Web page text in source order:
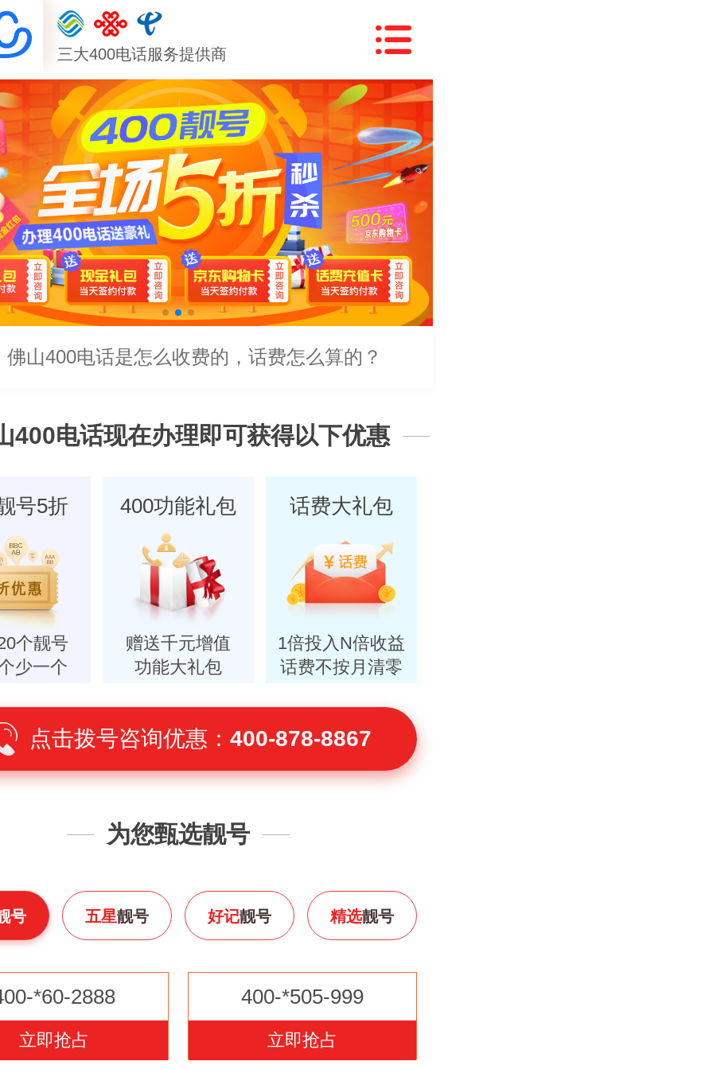
三大400电话服务提供商
佛山400电话是不是只能在当地办？外地能办吗？
佛山400电话要怎么办理，需要什么资料？
佛山400电话是怎么收费的，话费怎么算的？
佛山400电话是不是只能在当地办？外地能办吗？
佛山400电话要怎么办理，需要什么资料？
400电话现在办理即可获得以下优惠
号5折
个靓号
少一个
400功能礼包
赠送千元增值
功能大礼包
话费大礼包
1倍投入N倍收益
话费不按月清零
点击拨号咨询优惠： 400-878-8867
为您甄选靓号
号 五星靓号 好记靓号 精选靓号
*60-2888
立即抢占
400-*505-999
立即抢占